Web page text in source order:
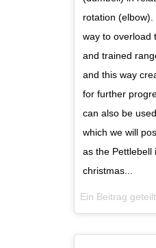
rotation
way to overload
and trained
and this way
for further
can also be
which we will
as the Pettlebell
christmas...
Ein Beitrag